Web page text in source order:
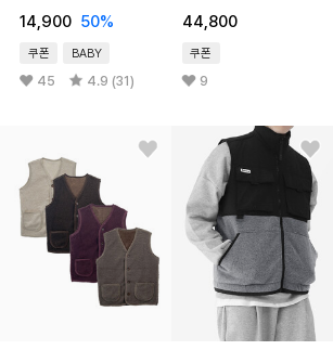
14,900 50%
쿠폰 BABY
45 4.9 (31)
44,800
쿠폰
9